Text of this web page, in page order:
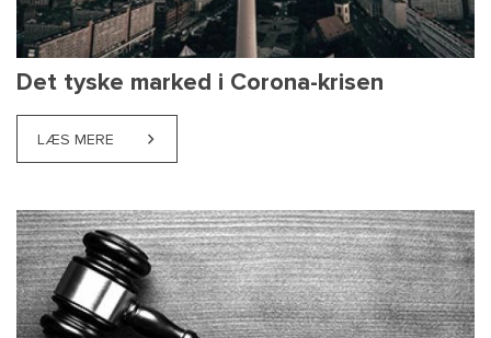
Det tyske marked i Corona-krisen
LÆS MERE ABOUT DET TYSKE MARKED I CORONA-KRISEN